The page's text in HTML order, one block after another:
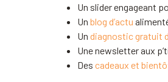
Un slider engageant
Un blog d’actu
Un diagnostic gratuit
Une newsletter aux
Des cadeaux et